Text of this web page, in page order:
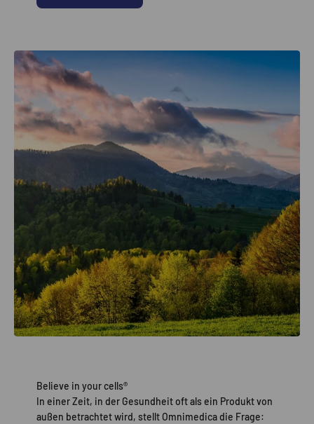
Believe in your cells®
In einer Zeit, in der Gesundheit oft als ein Produkt von
außen betrachtet wird, stellt Omnimedica die Frage: